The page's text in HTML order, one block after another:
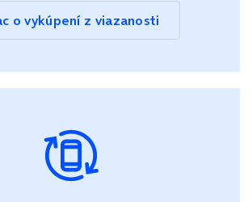
o vykúpení z viazanosti